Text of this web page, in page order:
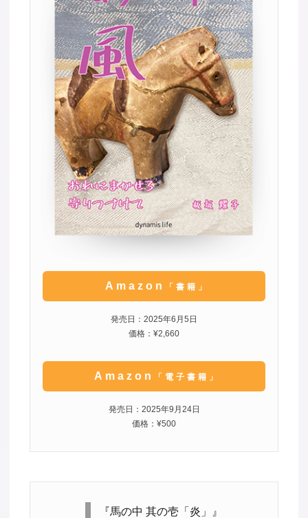
Amazon 「書籍」
発売日：2025年6月5日
価格：¥2,660
Amazon 「電子書籍」
発売日：2025年9月24日
価格：¥500
『馬の中 其の壱「炎」』